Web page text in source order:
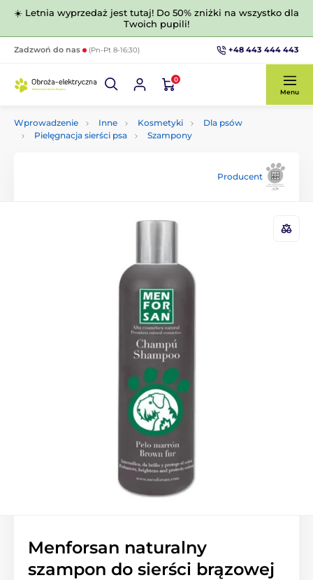
☀️ Letnia wyprzedaż jest tutaj! Do 50% zniżki na wszystko dla
Twoich pupili!
Zadzwoń do nas (Pn-Pt 8-16:30) +48 443 444 443
0
Menu
Wprowadzenie Inne Kosmetyki
Dla psów
Pielęgnacja sierści psa
Szampony
Producent
Menforsan naturalny
szampon do sierści brązowej